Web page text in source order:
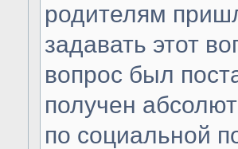
родителям
задавать этот
вопрос был
получен
по социальной